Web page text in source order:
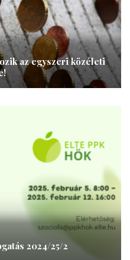
az egyszeri közéleti
2024/25/2